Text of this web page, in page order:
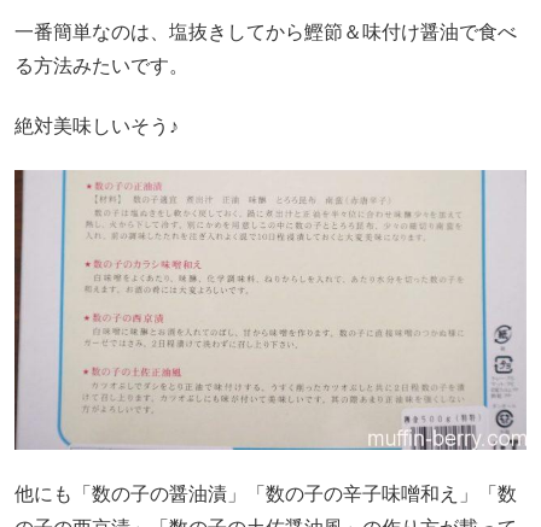
一番簡単なのは、塩抜きしてから鰹節＆味付け醤油で食べ
る方法みたいです。
絶対美味しいそう♪
他にも「数の子の醤油漬」「数の子の辛子味噌和え」「数